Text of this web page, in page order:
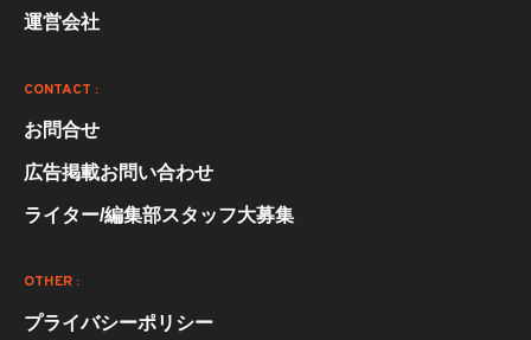
運営会社
CONTACT :
お問合せ
広告掲載お問い合わせ
ライター/編集部スタッフ大募集
OTHER :
プライバシーポリシー